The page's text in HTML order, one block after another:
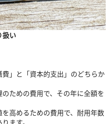
扱い
」と「資本的支出」のどちらか
ための費用で、その年に全額を
高めるための費用で、耐用年数
ます。